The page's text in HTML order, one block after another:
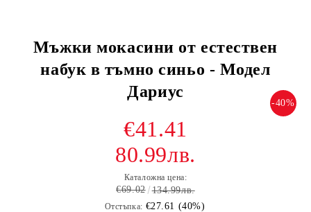
Мъжки мокасини от естествен
набук в тъмно синьо - Модел
Дариус
-40%
€41.41
80.99лв.
Каталожна цена:
€69.02 134.99лв.
Отстъпка: €27.61 (40%)